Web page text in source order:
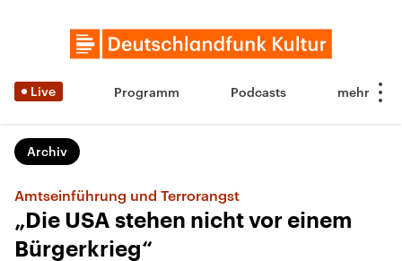
Live Programm Podcasts
Archiv
Amtseinführung und Terrorangst
„Die USA stehen nicht vor einem
Bürgerkrieg“